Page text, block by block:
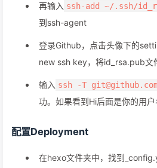
再输入 ssh-add ~/.ssh/
到ssh-agent
登录Github，点击头像下的
new ssh key，将id_rsa.pub文
输入 ssh -T
功。如果看到Hi后面是你的用
配置Deployment
在hexo文件夹中，找到